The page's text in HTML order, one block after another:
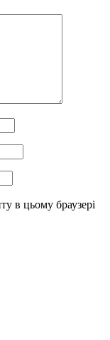
в цьому браузері